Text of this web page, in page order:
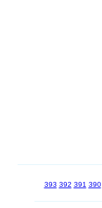
393 392 391 390